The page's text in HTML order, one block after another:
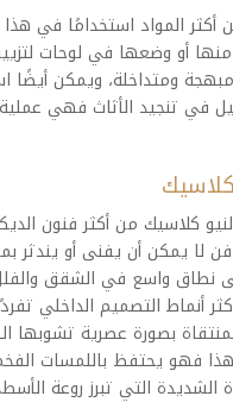
أكثر المواد استخدامًا في
منها أو وضعها في لوحات
مبهجة ومتداخلة، ويمكن أيضًا
في تنجيد الأثاث فهي
كلاسيك من أكثر فنون
لا يمكن أن يفنى أو يندثر
نطاق واسع في الشقق
أنماط التصميم الداخلي
بصورة عصرية
هذا فهو يحتفظ باللمسات
الشديدة التي تبرز روعة